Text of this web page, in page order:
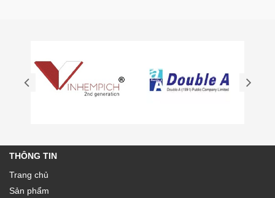
THÔNG TIN
Trang chủ
Sản phẩm